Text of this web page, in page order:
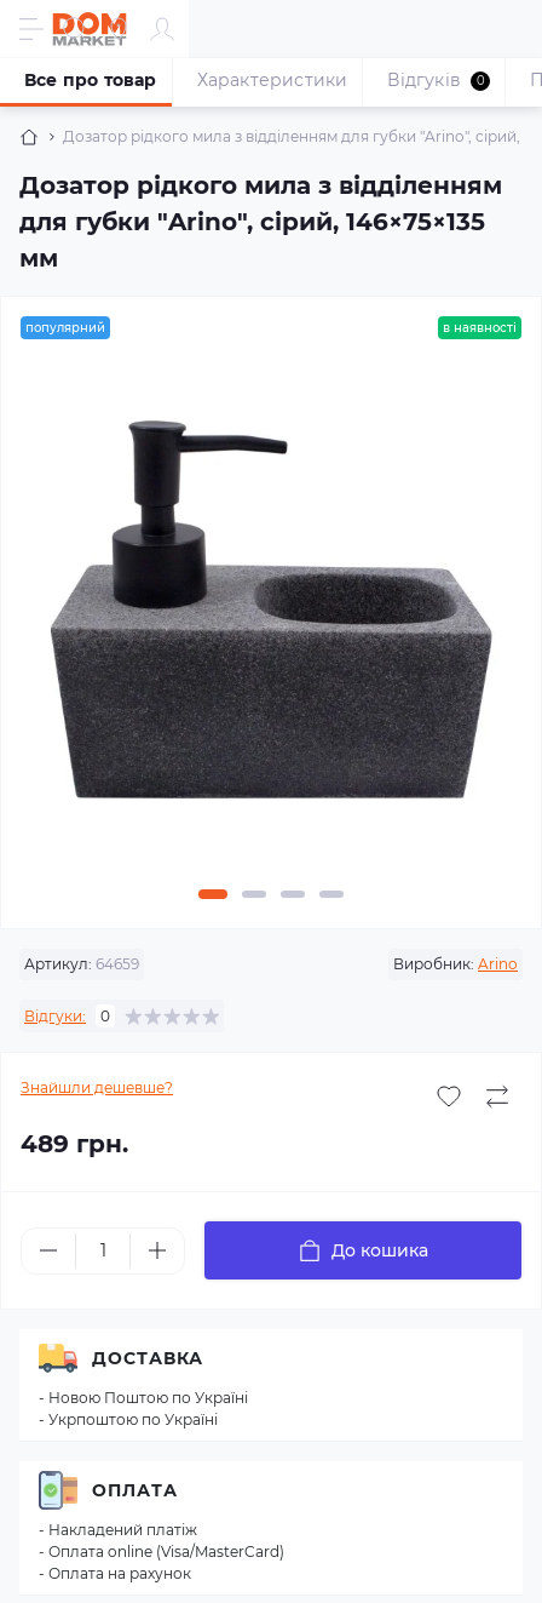
Дозатор рідкого мила з відділенням для губки "Arino", сірий,
Дозатор рідкого мила з відділенням
для губки "Arino", сірий, 146×75×135
мм
Все про товар Характеристики Відгуків 0
популярний в наявності
Артикул: 64659 Виробник: Arino
Відгуки: 0
Знайшли дешевше?
489 грн.
До кошика
ДОСТАВКА
- Новою Поштою по Україні
- Укрпоштою по Україні
ОПЛАТА
- Накладений платіж
- Оплата online (Visa/MasterCard)
- Оплата на рахунок